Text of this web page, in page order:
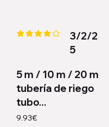
la calificación promedio es
3/2/2
5
5 m / 10 m / 20 m
tubería de riego
tubo...
9.93€